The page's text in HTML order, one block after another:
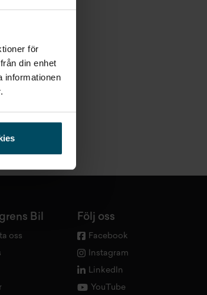
för
din enhet
informationen
Bil
oss
Följ oss
Facebook
Instagram
LinkedIn
YouTube